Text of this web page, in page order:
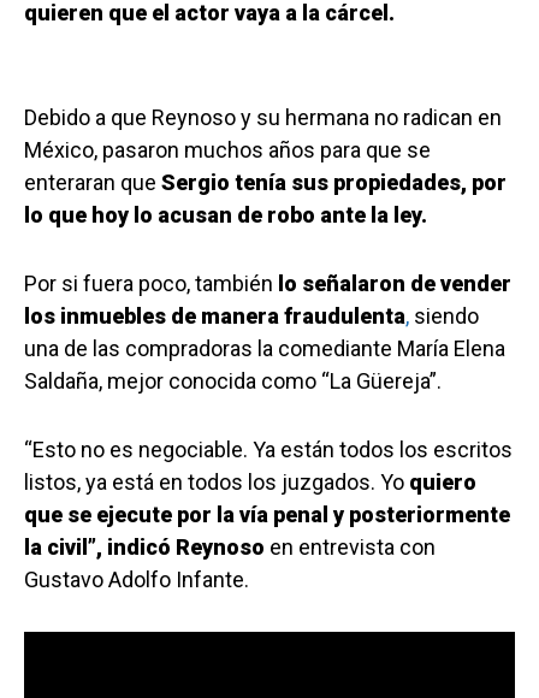
quieren que el actor vaya a la cárcel.
Debido a que Reynoso y su hermana no radican en
México, pasaron muchos años para que se
enteraran que Sergio tenía sus propiedades, por
lo que hoy lo acusan de robo ante la ley.
Por si fuera poco, también lo señalaron de vender
los inmuebles de manera fraudulenta, siendo
una de las compradoras la comediante María Elena
Saldaña, mejor conocida como “La Güereja”.
“Esto no es negociable. Ya están todos los escritos
listos, ya está en todos los juzgados. Yo quiero
que se ejecute por la vía penal y posteriormente
la civil”, indicó Reynoso en entrevista con
Gustavo Adolfo Infante.